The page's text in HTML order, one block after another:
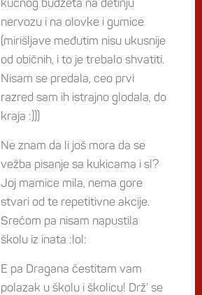
kućnog budžeta na detinju
nervozu i na olovke i gumice
(mirišljave međutim nisu ukusnije
od običnih, i to je trebalo shvatiti.
Nisam se predala, ceo prvi
razred sam ih istrajno glodala, do
kraja :)))
Ne znam da li još mora da se
vežba pisanje sa kukicama i sl?
Joj mamice mila, nema gore
stvari od te repetitivne akcije.
Srećom pa nisam napustila
školu iz inata :lol:
E pa Dragana čestitam vam
polazak u školu i školicu! Drž’ se